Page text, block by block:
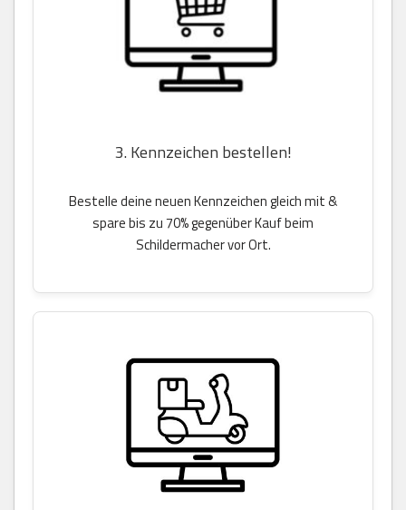
3. Kennzeichen bestellen!
Bestelle deine neuen Kennzeichen gleich mit &
spare bis zu 70% gegenüber Kauf beim
Schildermacher vor Ort.